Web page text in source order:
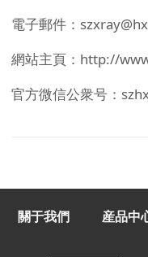
電子郵件：
網站主頁：http://
官方微信公衆号：
關于我們 産品中